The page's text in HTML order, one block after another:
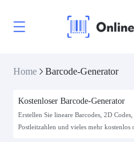
Home Barcode-Generator
Kostenloser Barcode-Generator
Erstellen Sie lineare Barcodes, 2D
Postleitzahlen und vieles mehr kostenlos